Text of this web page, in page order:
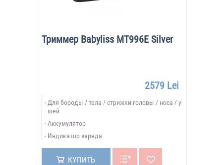
Триммер Babyliss MT996E Silver
2579 Lei
Для бороды / тела / стрижки головы / носа / у
шей
Аккумулятор
Индикатор заряда
КУПИТЬ